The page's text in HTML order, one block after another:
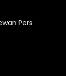
Pers